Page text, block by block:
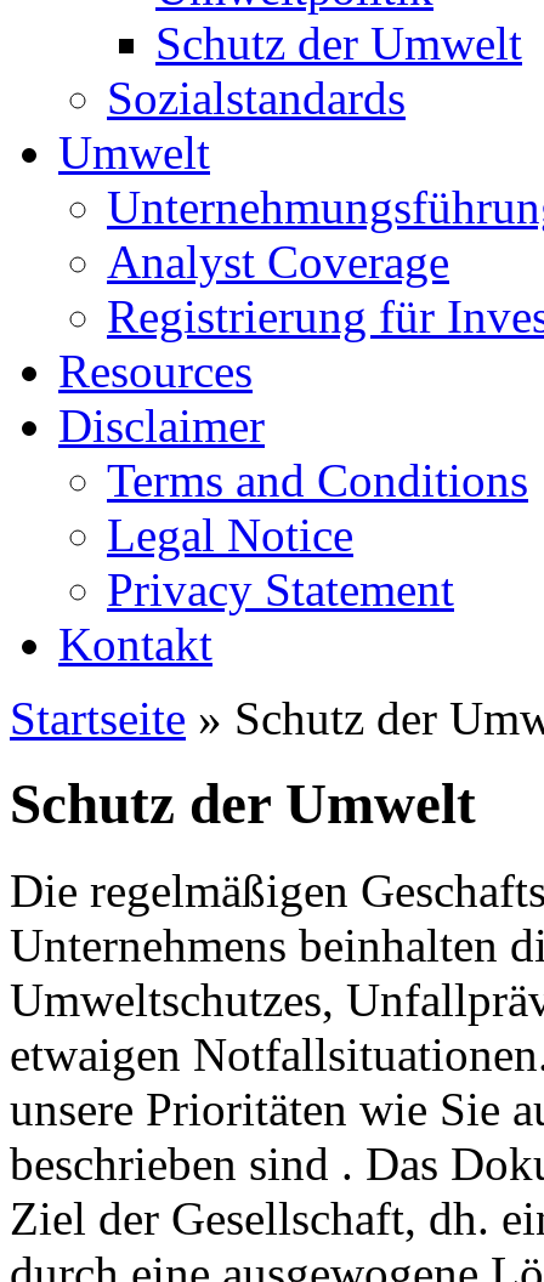
Schutz der Umwelt
Sozialstandards
Umwelt
Analyst Coverage
Registrierung für
Resources
Disclaimer
Terms and Conditions
Legal Notice
Privacy Statement
Kontakt
Startseite » Schutz der
Schutz der Umwelt
Die regelmäßigen
Unternehmens beinhalten
Umweltschutzes,
etwaigen
unsere Prioritäten wie Sie
beschrieben sind . Das
Ziel der Gesellschaft, dh.